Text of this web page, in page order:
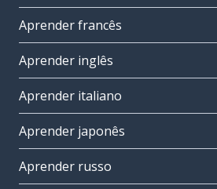
Aprender francês
Aprender inglês
Aprender italiano
Aprender japonês
Aprender russo